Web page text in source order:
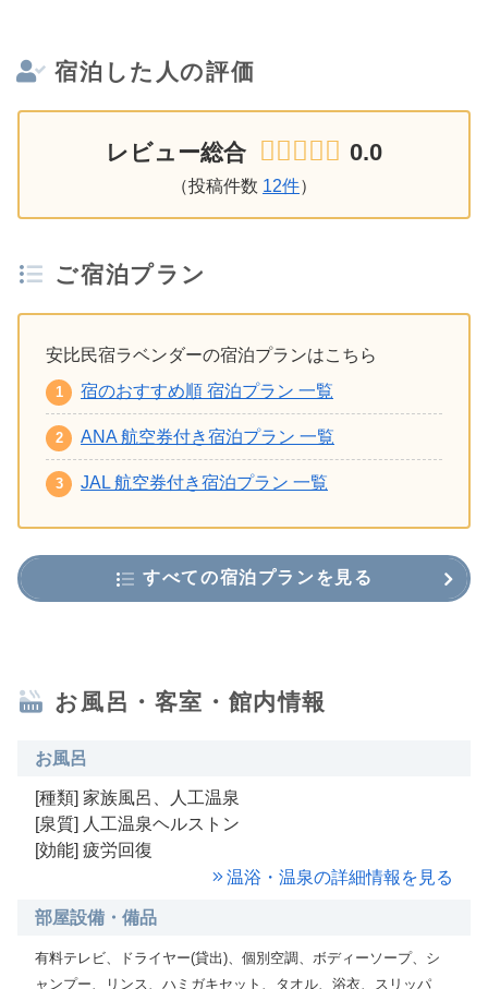
宿泊した人の評価
レビュー総合 0.0
（投稿件数 12件）
ご宿泊プラン
安比民宿ラベンダーの宿泊プランはこちら
宿のおすすめ順 宿泊プラン 一覧
ANA 航空券付き宿泊プラン 一覧
JAL 航空券付き宿泊プラン 一覧
すべての宿泊プランを見る
お風呂・客室・館内情報
お風呂
[種類] 家族風呂、人工温泉
[泉質] 人工温泉ヘルストン
[効能] 疲労回復
温浴・温泉の詳細情報を見る
部屋設備・備品
有料テレビ、ドライヤー(貸出)、個別空調、ボディーソープ、シ
ャンプー、リンス、ハミガキセット、タオル、浴衣、スリッパ